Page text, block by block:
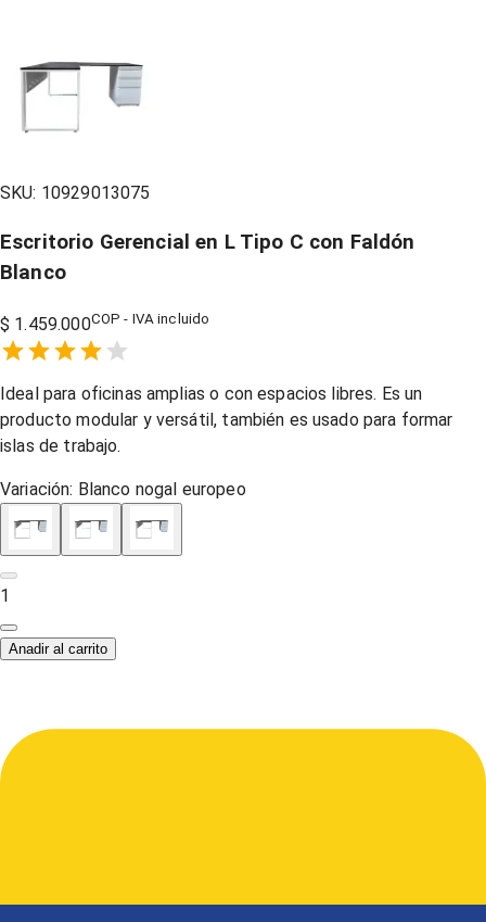
SKU: 10929013075
Escritorio Gerencial en L Tipo C con Faldón
Blanco
$ 1.459.000COP - IVA incluido
1 Star,
2 Stars,
3 Stars,
4 Stars,
5 Stars,
Ideal para oficinas amplias o con espacios libres. Es un
producto modular y versátil, también es usado para formar
islas de trabajo.
Variación: Blanco nogal europeo
1
Anadir al carrito